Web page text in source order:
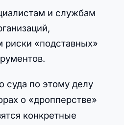
и службам
«подставных»
суда по этому делу
о «дропперстве»
конкретные